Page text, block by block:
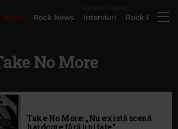
Bilete Rock News Interviuri Rock
No More
Take No More: „Nu există scenă
hardcore fără unitate.”